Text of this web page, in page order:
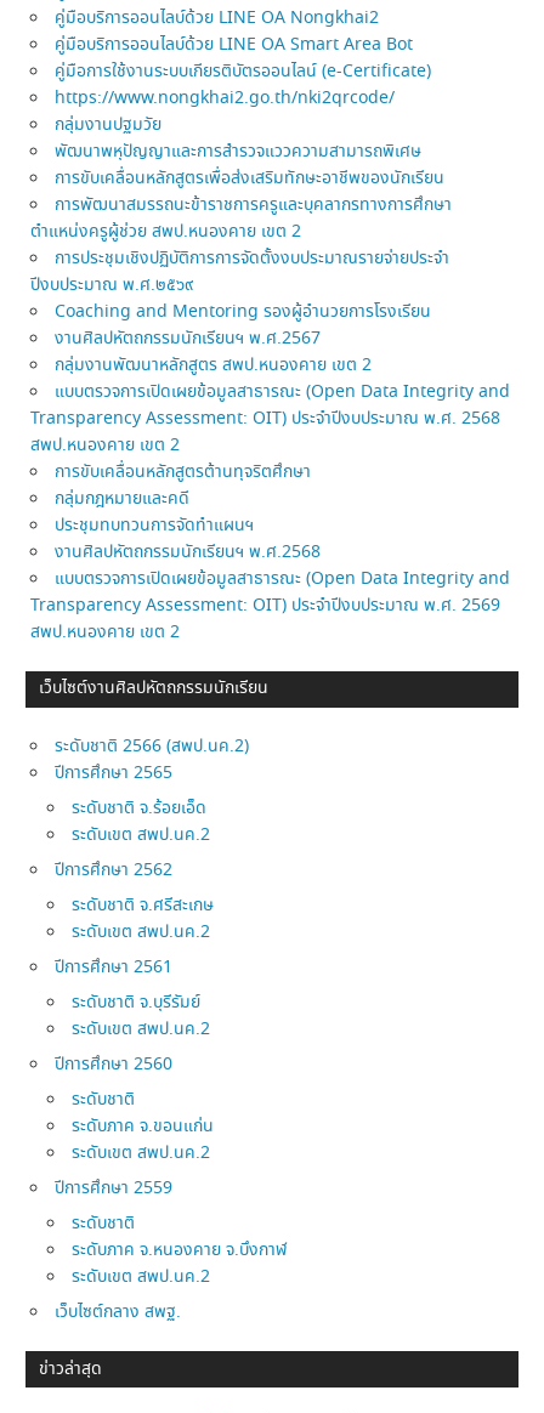
คู่มือบริการออนไลบ์ด้วย LINE OA Nongkhai2
คู่มือบริการออนไลบ์ด้วย LINE OA Smart Area Bot
คู่มือการใช้งานระบบเกียรติบัตรออนไลน์ (e-Certificate)
https://www.nongkhai2.go.th/nki2qrcode/
กลุ่มงานปฐมวัย
พัฒนาพหุปัญญาและการสำรวจแววความสามารถพิเศษ
การขับเคลื่อนหลักสูตรเพื่อส่งเสริมทักษะอาชีพของนักเรียน
การพัฒนาสมรรถนะข้าราชการครูและบุคลากรทางการศึกษา
ตำแหน่งครูผู้ช่วย สพป.หนองคาย เขต 2
การประชุมเชิงปฏิบัติการการจัดตั้งงบประมาณรายจ่ายประจำ
ปีงบประมาณ พ.ศ.๒๕๖๙
Coaching and Mentoring รองผู้อำนวยการโรงเรียน
งานศิลปหัตถกรรมนักเรียนฯ พ.ศ.2567
กลุ่มงานพัฒนาหลักสูตร สพป.หนองคาย เขต 2
แบบตรวจการเปิดเผยข้อมูลสาธารณะ (Open Data Integrity and
Transparency Assessment: OIT) ประจำปีงบประมาณ พ.ศ. 2568
สพป.หนองคาย เขต 2
การขับเคลื่อนหลักสูตรต้านทุจริตศึกษา
กลุ่มกฎหมายและคดี
ประชุมทบทวนการจัดทำแผนฯ
งานศิลปหัตถกรรมนักเรียนฯ พ.ศ.2568
แบบตรวจการเปิดเผยข้อมูลสาธารณะ (Open Data Integrity and
Transparency Assessment: OIT) ประจำปีงบประมาณ พ.ศ. 2569
สพป.หนองคาย เขต 2
เว็บไซต์งานศิลปหัตถกรรมนักเรียน
ระดับชาติ 2566 (สพป.นค.2)
ปีการศึกษา 2565
ระดับชาติ จ.ร้อยเอ็ด
ระดับเขต สพป.นค.2
ปีการศึกษา 2562
ระดับชาติ จ.ศรีสะเกษ
ระดับเขต สพป.นค.2
ปีการศึกษา 2561
ระดับชาติ จ.บุรีรัมย์
ระดับเขต สพป.นค.2
ปีการศึกษา 2560
ระดับชาติ
ระดับภาค จ.ขอนแก่น
ระดับเขต สพป.นค.2
ปีการศึกษา 2559
ระดับชาติ
ระดับภาค จ.หนองคาย จ.บึงกาฬ
ระดับเขต สพป.นค.2
เว็บไซต์กลาง สพฐ.
ข่าวล่าสุด